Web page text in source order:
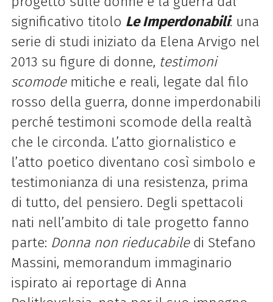
significativo titolo Le Imperdonabili: una
serie di studi iniziato da Elena Arvigo nel
2013 su figure di donne, testimoni
scomode mitiche e reali, legate dal filo
rosso della guerra, donne imperdonabili
perché testimoni scomode della realtà
che le circonda. L’atto giornalistico e
l’atto poetico diventano così simbolo e
testimonianza di una resistenza, prima
di tutto, del pensiero. Degli spettacoli
nati nell’ambito di tale progetto fanno
parte: Donna non rieducabiledi Stefano
Massini, memorandum immaginario
ispirato ai reportage di Anna